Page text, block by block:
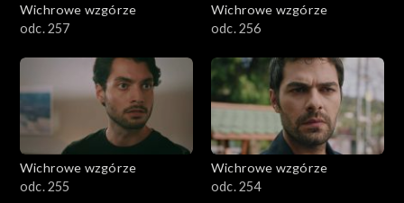
Wichrowe wzgórze
odc. 257
Wichrowe wzgórze
odc. 256
Wichrowe wzgórze
odc. 255
Wichrowe wzgórze
odc. 254